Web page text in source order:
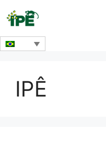
IPÊ